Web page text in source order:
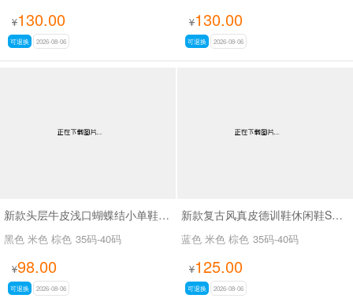
¥130.00
可退换 2026-08-06
¥130.00
可退换 2026-08-06
新款头层牛皮浅口蝴蝶结小单鞋SA7801
黑色 米色 棕色 35码-40码
¥98.00
可退换 2026-08-06
新款复古风真皮德训鞋休闲鞋SA2696
蓝色 米色 棕色 35码-40码
¥125.00
可退换 2026-08-06